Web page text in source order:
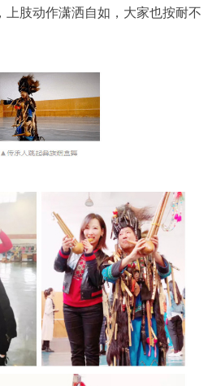
上肢动作潇洒自如，大家也按耐不